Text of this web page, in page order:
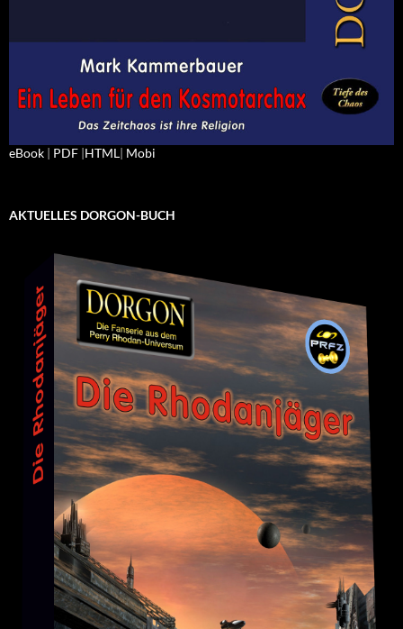
eBook | PDF |HTML| Mobi
AKTUELLES DORGON-BUCH